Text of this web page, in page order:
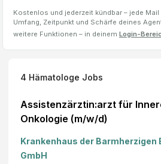
Kostenlos und jederzeit kündbar – jede
Umfang, Zeitpunkt und Schärfe deines
weitere Funktionen – in deinem Login-
4 Hämatologe Jobs
Assistenzärztin:arzt für
Onkologie (m/w/d)
Krankenhaus der Barmherzigen
GmbH